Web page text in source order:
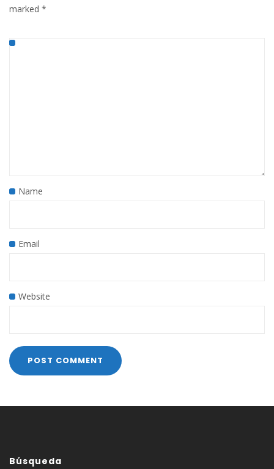
marked *
Name
Email
Website
Búsqueda